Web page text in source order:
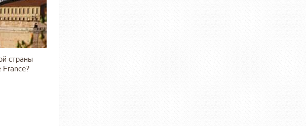
страны
France?